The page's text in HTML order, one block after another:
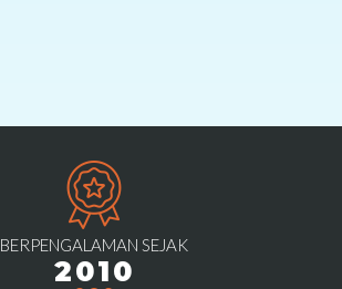
BERPENGALAMAN SEJAK
2010